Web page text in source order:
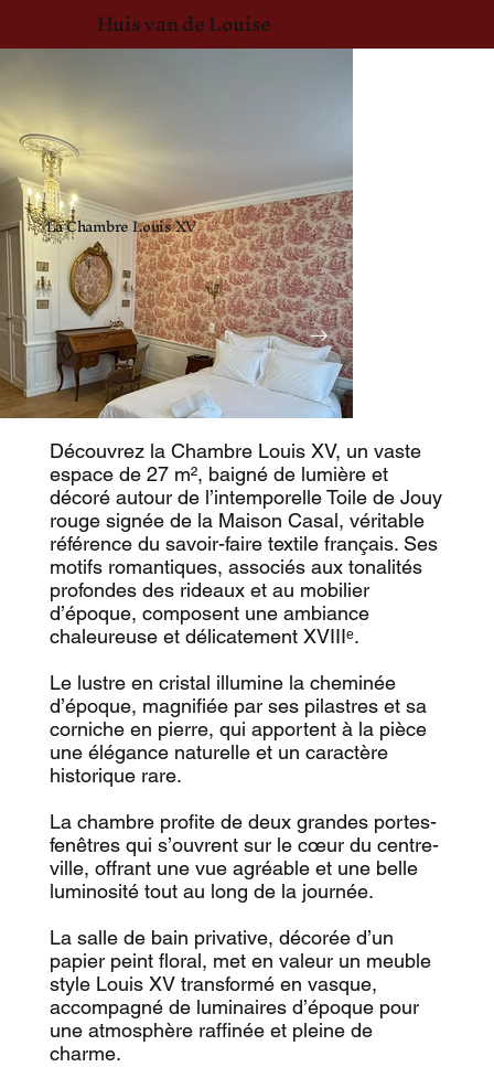
Huis van de Louise
La Chambre Louis XV
Découvrez la Chambre Louis XV, un vaste
espace de 27 m², baigné de lumière et
décoré autour de l’intemporelle Toile de Jouy
rouge signée de la Maison Casal, véritable
référence du savoir-faire textile français. Ses
motifs romantiques, associés aux tonalités
profondes des rideaux et au mobilier
d’époque, composent une ambiance
chaleureuse et délicatement XVIIIᵉ.
Le lustre en cristal illumine la cheminée
d’époque, magnifiée par ses pilastres et sa
corniche en pierre, qui apportent à la pièce
une élégance naturelle et un caractère
historique rare.
La chambre profite de deux grandes portes-
fenêtres qui s’ouvrent sur le cœur du centre-
ville, offrant une vue agréable et une belle
luminosité tout au long de la journée.
La salle de bain privative, décorée d’un
papier peint floral, met en valeur un meuble
style Louis XV transformé en vasque,
accompagné de luminaires d’époque pour
une atmosphère raffinée et pleine de
charme.